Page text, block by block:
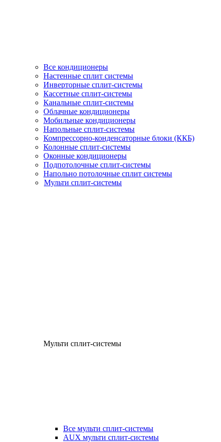
Все кондиционеры
Настенные сплит системы
Инверторные сплит-системы
Кассетные сплит-системы
Канальные сплит-системы
Облачные кондиционеры
Мобильные кондиционеры
Напольные сплит-системы
Компрессорно-конденсаторные блоки (ККБ)
Колонные сплит-системы
Оконные кондиционеры
Подпотолочные сплит-системы
Напольно потолочные сплит системы
Мульти сплит-системы
Мульти сплит-системы
Все мульти сплит-системы
AUX мульти сплит-системы